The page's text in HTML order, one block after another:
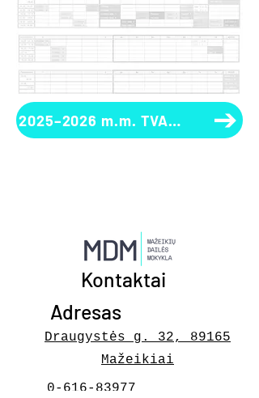
2025–2026 m.m. TVARKARAŠTIS. 2 PUSMETIS
Kontaktai
Adresas
Draugystės g. 32, 89165
Mažeikiai
0-616-83977